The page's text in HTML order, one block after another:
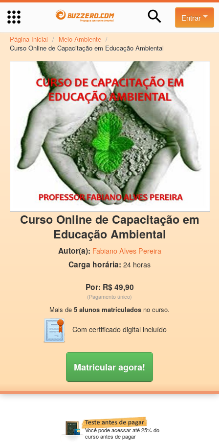
Entrar
Página Inicial / Meio Ambiente /
Curso Online de Capacitação em Educação Ambiental
Curso Online de Capacitação em
Educação Ambiental
Autor(a): Fabiano Alves Pereira
Carga horária: 24 horas
Por: R$ 49,90
(Pagamento único)
Mais de 5 alunos matriculados no curso.
Com certificado digital incluído
Matricular agora!
Você pode acessar até 25% do
curso antes de pagar